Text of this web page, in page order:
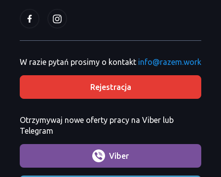
W razie pytań prosimy o kontakt info@razem.work
Rejestracja
Otrzymywaj nowe oferty pracy na Viber lub
Telegram
Viber